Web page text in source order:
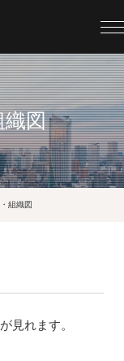
図
組織図
見れます。